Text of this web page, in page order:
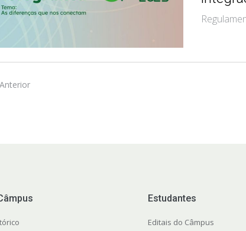
Anterior
Estudantes
Editais do Câmpus